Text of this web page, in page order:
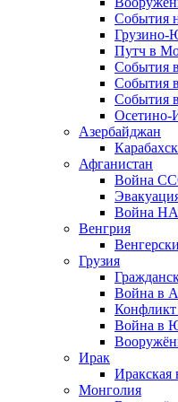
События
Грузино-
Путч в
События
События
События
Осетино-
Азербайджан
Афганистан
Война
Война
Венгрия
Грузия
Война в
Конфликт
Война в
Ирак
Монголия